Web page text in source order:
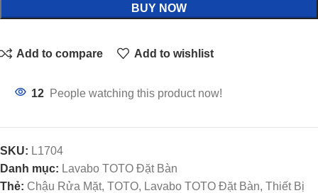
BUY NOW
Add to compare Add to wishlist
12 People watching this product now!
SKU: L1704
Danh mục: Lavabo TOTO Đặt Bàn
Thẻ: Chậu Rửa Mặt, TOTO, Lavabo TOTO Đặt Bàn, Thiết Bị